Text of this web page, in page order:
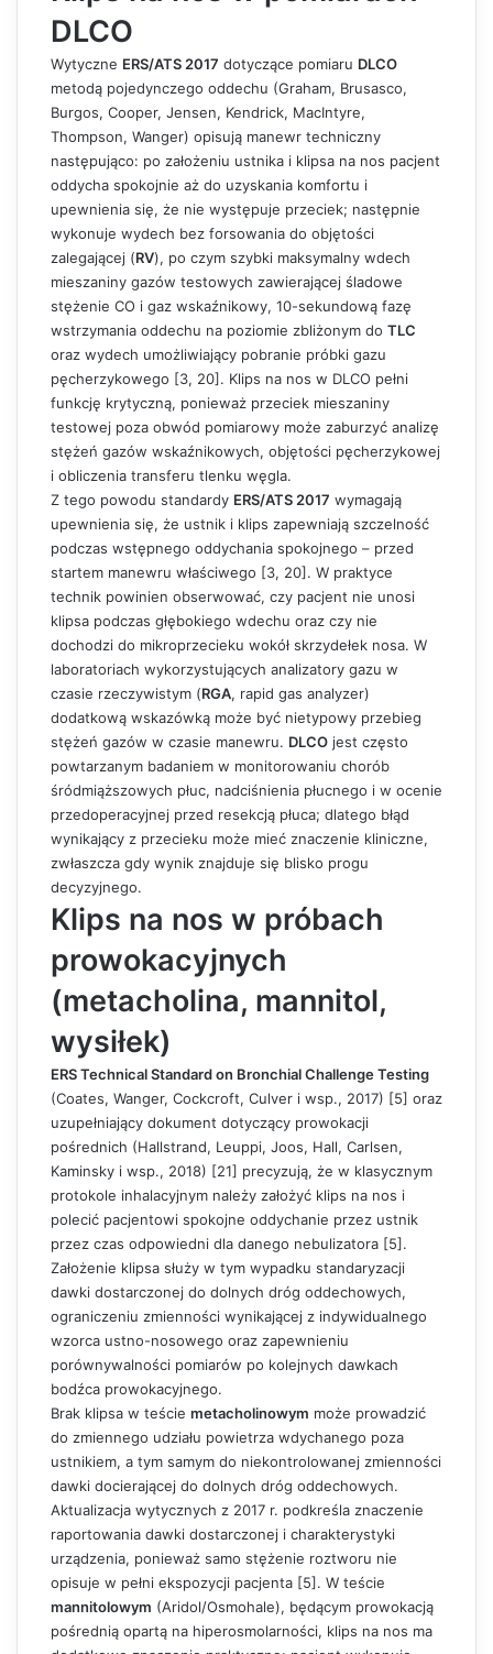
DLCO
Wytyczne ERS/ATS 2017 dotyczące pomiaru DLCO
metodą pojedynczego oddechu (Graham, Brusasco,
Burgos, Cooper, Jensen, Kendrick, MacIntyre,
Thompson, Wanger) opisują manewr techniczny
następująco: po założeniu ustnika i klipsa na nos pacjent
oddycha spokojnie aż do uzyskania komfortu i
upewnienia się, że nie występuje przeciek; następnie
wykonuje wydech bez forsowania do objętości
zalegającej (RV), po czym szybki maksymalny wdech
mieszaniny gazów testowych zawierającej śladowe
stężenie CO i gaz wskaźnikowy, 10-sekundową fazę
wstrzymania oddechu na poziomie zbliżonym do TLC
oraz wydech umożliwiający pobranie próbki gazu
pęcherzykowego [3, 20]. Klips na nos w DLCO pełni
funkcję krytyczną, ponieważ przeciek mieszaniny
testowej poza obwód pomiarowy może zaburzyć analizę
stężeń gazów wskaźnikowych, objętości pęcherzykowej
i obliczenia transferu tlenku węgla.
Z tego powodu standardy ERS/ATS 2017 wymagają
upewnienia się, że ustnik i klips zapewniają szczelność
podczas wstępnego oddychania spokojnego – przed
startem manewru właściwego [3, 20]. W praktyce
technik powinien obserwować, czy pacjent nie unosi
klipsa podczas głębokiego wdechu oraz czy nie
dochodzi do mikroprzecieku wokół skrzydełek nosa. W
laboratoriach wykorzystujących analizatory gazu w
czasie rzeczywistym (RGA, rapid gas analyzer)
dodatkową wskazówką może być nietypowy przebieg
stężeń gazów w czasie manewru. DLCO jest często
powtarzanym badaniem w monitorowaniu chorób
śródmiąższowych płuc, nadciśnienia płucnego i w ocenie
przedoperacyjnej przed resekcją płuca; dlatego błąd
wynikający z przecieku może mieć znaczenie kliniczne,
zwłaszcza gdy wynik znajduje się blisko progu
decyzyjnego.
Klips na nos w próbach
prowokacyjnych
(metacholina, mannitol,
wysiłek)
ERS Technical Standard on Bronchial Challenge Testing
(Coates, Wanger, Cockcroft, Culver i wsp., 2017) [5] oraz
uzupełniający dokument dotyczący prowokacji
pośrednich (Hallstrand, Leuppi, Joos, Hall, Carlsen,
Kaminsky i wsp., 2018) [21] precyzują, że w klasycznym
protokole inhalacyjnym należy założyć klips na nos i
polecić pacjentowi spokojne oddychanie przez ustnik
przez czas odpowiedni dla danego nebulizatora [5].
Założenie klipsa służy w tym wypadku standaryzacji
dawki dostarczonej do dolnych dróg oddechowych,
ograniczeniu zmienności wynikającej z indywidualnego
wzorca ustno-nosowego oraz zapewnieniu
porównywalności pomiarów po kolejnych dawkach
bodźca prowokacyjnego.
Brak klipsa w teście metacholinowym może prowadzić
do zmiennego udziału powietrza wdychanego poza
ustnikiem, a tym samym do niekontrolowanej zmienności
dawki docierającej do dolnych dróg oddechowych.
Aktualizacja wytycznych z 2017 r. podkreśla znaczenie
raportowania dawki dostarczonej i charakterystyki
urządzenia, ponieważ samo stężenie roztworu nie
opisuje w pełni ekspozycji pacjenta [5]. W teście
mannitolowym (Aridol/Osmohale), będącym prowokacją
pośrednią opartą na hiperosmolarności, klips na nos ma